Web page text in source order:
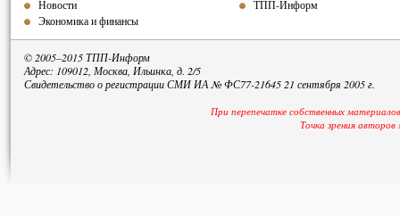
Новости
Экономика и финансы
ТПП-Информ
© 2005–2015 ТПП-Информ
Адрес: 109012, Москва, Ильинка, д. 2/5
Свидетельство о регистрации СМИ ИА № ФС77-21645 21 сентября 2005 г.
При перепечатке собственных
Точка зрения